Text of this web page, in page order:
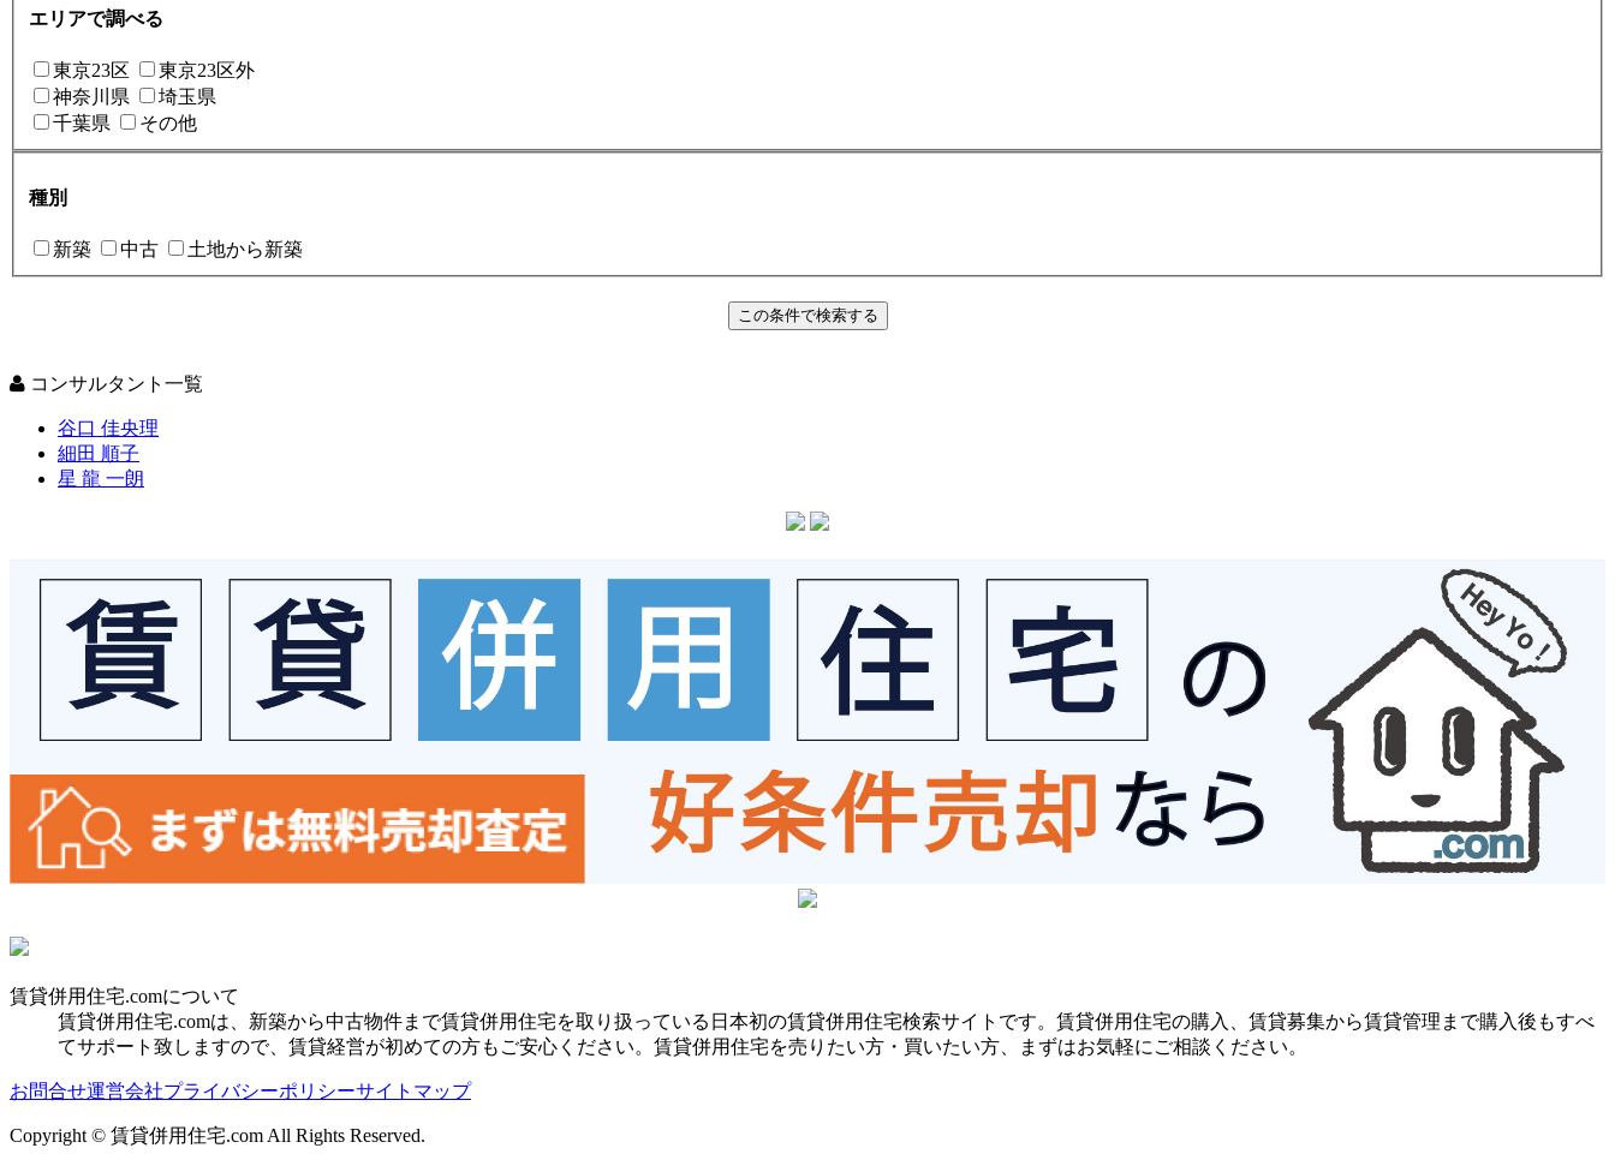
エリアで調べる
東京23区
東京23区外
神奈川県
埼玉県
千葉県
その他
種別
新築 中古 土地から新築
コンサルタント一覧
谷口 佳央理
細田 順子
星 龍 一朗
賃貸併用住宅.comについて
賃貸併用住宅.comは、新築から中古物件まで賃貸併用住宅を取り扱っている日本初の賃貸併用住宅検索サイトです。賃貸併用住宅の購入、賃貸募集から賃貸管理まで購入後もすべ
てサポート致しますので、賃貸経営が初めての方もご安心ください。賃貸併用住宅を売りたい方・買いたい方、まずはお気軽にご相談ください。
お問合せ運営会社プライバシーポリシーサイトマップ
Copyright © 賃貸併用住宅.com All Rights Reserved.